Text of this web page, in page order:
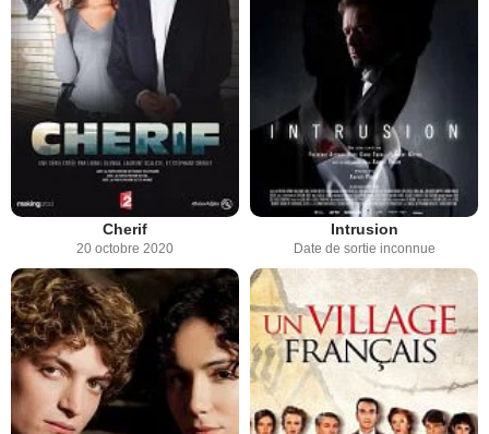
Cherif
20 octobre 2020
Intrusion
Date de sortie inconnue